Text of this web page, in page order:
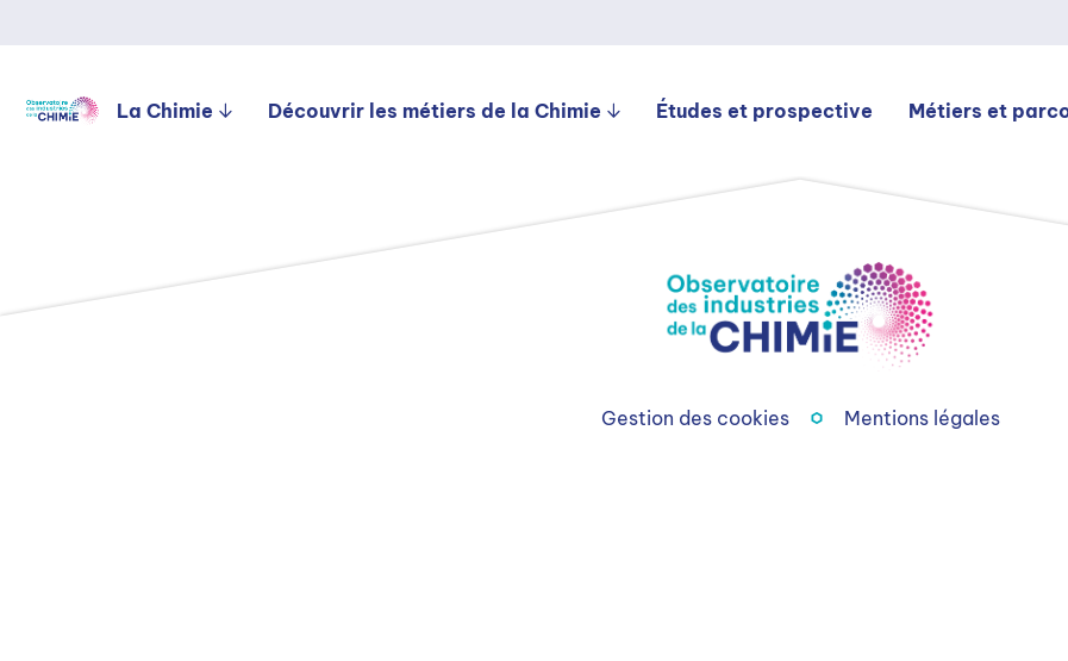
La Chimie Découvrir les métiers de la Chimie Études et prospective Métiers et
Gestion des cookies Mentions légales